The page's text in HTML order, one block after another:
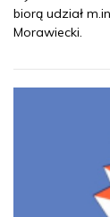
biorą udział
Morawiecki.